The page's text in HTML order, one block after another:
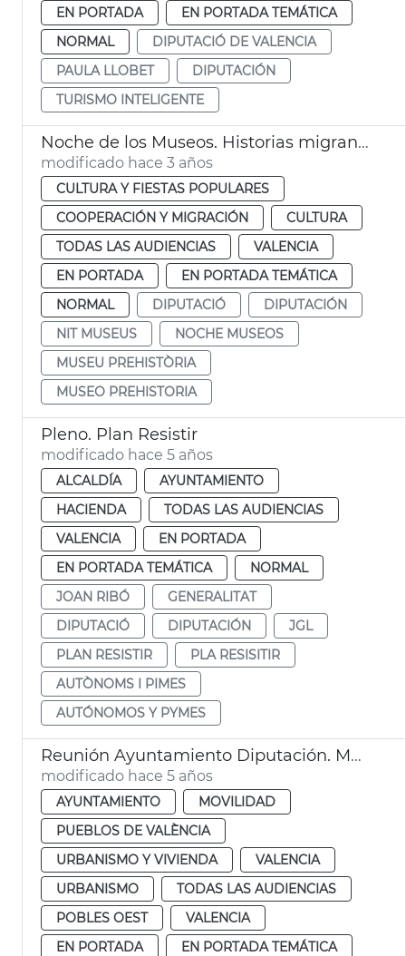
EN PORTADA
EN PORTADA TEMÁTICA
NORMAL
DIPUTACIÓ DE VALENCIA
PAULA LLOBET
DIPUTACIÓN
TURISMO INTELIGENTE
Noche de los Museos. Historias migrantes
modificado hace 3 años
CULTURA Y FIESTAS POPULARES
COOPERACIÓN Y MIGRACIÓN
CULTURA
TODAS LAS AUDIENCIAS
VALENCIA
EN PORTADA
EN PORTADA TEMÁTICA
NORMAL
DIPUTACIÓ
DIPUTACIÓN
NIT MUSEUS
NOCHE MUSEOS
MUSEU PREHISTÒRIA
MUSEO PREHISTORIA
Pleno. Plan Resistir
modificado hace 5 años
ALCALDÍA
AYUNTAMIENTO
HACIENDA
TODAS LAS AUDIENCIAS
VALENCIA
EN PORTADA
EN PORTADA TEMÁTICA
NORMAL
JOAN RIBÓ
GENERALITAT
DIPUTACIÓ
DIPUTACIÓN
JGL
PLAN RESISTIR
PLA RESISITIR
AUTÒNOMS I PIMES
AUTÓNOMOS Y PYMES
Reunión Ayuntamiento Diputación. Massarrojos y Benifaraig
modificado hace 5 años
AYUNTAMIENTO
MOVILIDAD
PUEBLOS DE VALÈNCIA
URBANISMO Y VIVIENDA
VALENCIA
URBANISMO
TODAS LAS AUDIENCIAS
POBLES OEST
VALENCIA
EN PORTADA
EN PORTADA TEMÁTICA